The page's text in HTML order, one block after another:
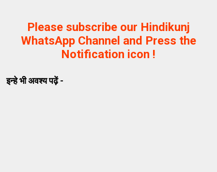
Please subscribe our Hindikunj
WhatsApp Channel and Press the
Notification icon !
इन्हे भी अवश्य पढ़ें -